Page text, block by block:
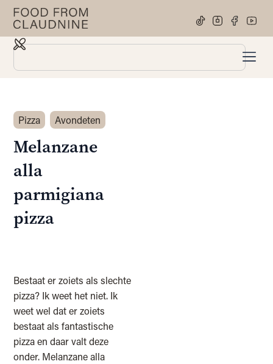
Pizza Avondeten
Melanzane
alla
parmigiana
pizza
Bestaat er zoiets als slechte
pizza? Ik weet het niet. Ik
weet wel dat er zoiets
bestaat als fantastische
pizza en daar valt deze
onder. Melanzane alla